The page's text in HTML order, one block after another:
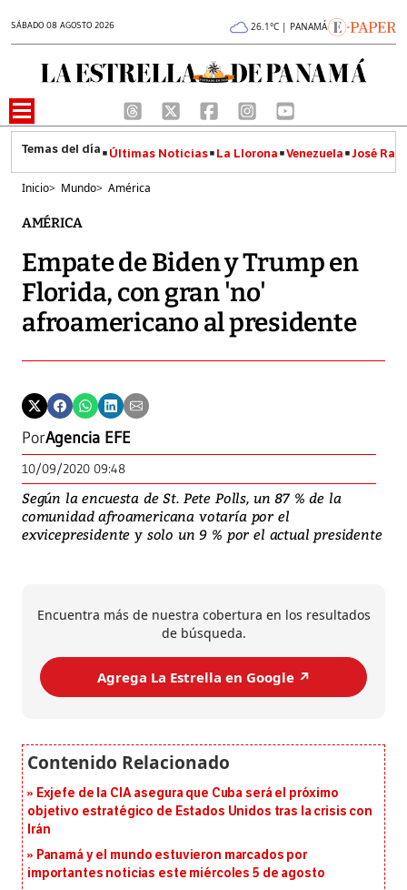
SÁBADO 08 AGOSTO 2026 26.1°C | PANAMÁ
Últimas Noticias La Llorona Venezuela José
Inicio> Mundo> América
AMÉRICA
Empate de Biden y Trump en
Florida, con gran 'no'
afroamericano al presidente
PorAgencia EFE
10/09/2020 09:48
Según la encuesta de St. Pete Polls, un 87 % de la
comunidad afroamericana votaría por el
exvicepresidente y solo un 9 % por el actual presidente
Encuentra más de nuestra cobertura en los resultados
de búsqueda.
Agrega La Estrella en Google ↗️
Exjefe de la CIA asegura que Cuba será el próximo
objetivo estratégico de Estados Unidos tras la crisis con
Irán
Panamá y el mundo estuvieron marcados por
importantes noticias este miércoles 5 de agosto